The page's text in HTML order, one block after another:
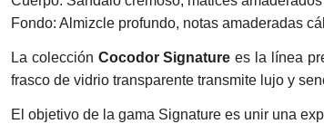
Fondo: Almizcle profundo, notas amaderadas
La colección Cocodor Signature es la línea
frasco de vidrio transparente transmite lujo y
El objetivo de la gama Signature es unir una